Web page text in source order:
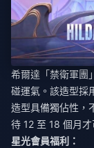
希爾達「禁衛軍團
碰運氣。該造型採
造型具備獨佔性，
待 12 至 18 個月才
星光會員福利：